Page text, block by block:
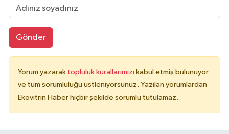
Gönder
Yorum yazarak topluluk kurallarımızı kabul etmiş bulunuyor
ve tüm sorumluluğu üstleniyorsunuz. Yazılan yorumlardan
Ekovitrin Haber hiçbir şekilde sorumlu tutulamaz.